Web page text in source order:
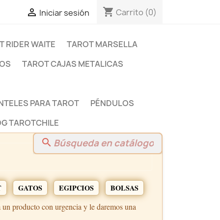
 Iniciar sesión shopping_cart Carrito (0)
RIDER WAITE
TAROT MARSELLA
TAROT CAJAS METALICAS
PARA TAROT
PÉNDULOS
TAROTCHILE
search
GATOS EGIPCIOS
BOLSAS
un producto con urgencia y le daremos una